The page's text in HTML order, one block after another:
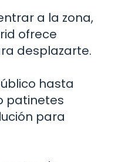
a la zona,
ofrece
desplazarte.
hasta
patinetes
para